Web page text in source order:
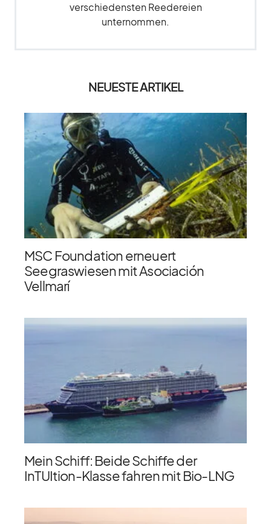
verschiedensten Reedereien
unternommen.
NEUESTE ARTIKEL
MSC Foundation erneuert
Seegraswiesen mit Asociación
Vellmarí
Mein Schiff: Beide Schiffe der
InTUItion-Klasse fahren mit Bio-LNG